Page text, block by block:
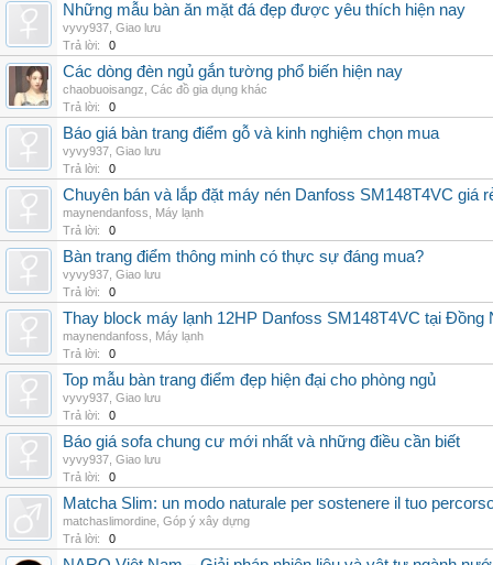
Những mẫu bàn ăn mặt đá đẹp được yêu thích hiện nay
vyvy937 Giao lưu
Trả lời:
0
Các dòng đèn ngủ gắn tường phổ biến hiện nay
chaobuoisangz Các đồ gia dụng khác
Trả lời:
0
Báo giá bàn trang điểm gỗ và kinh nghiệm chọn mua
vyvy937 Giao lưu
Trả lời:
0
Chuyên bán và lắp đặt máy nén Danfoss SM148T4VC giá
maynendanfoss
Máy lạnh
Trả lời:
0
Bàn trang điểm thông minh có thực sự đáng mua?
vyvy937 Giao lưu
Trả lời:
0
Thay block máy lạnh 12HP Danfoss SM148T4VC tại Đồng
maynendanfoss
Máy lạnh
Trả lời:
0
Top mẫu bàn trang điểm đẹp hiện đại cho phòng ngủ
vyvy937 Giao lưu
Trả lời:
0
Báo giá sofa chung cư mới nhất và những điều cần biết
vyvy937 Giao lưu
Trả lời:
0
Matcha Slim: un modo naturale per sostenere il tuo
matchaslimordine Góp ý xây dựng
Trả lời:
0